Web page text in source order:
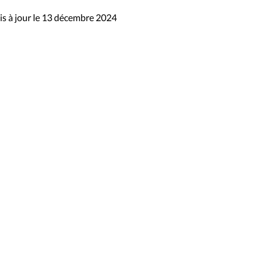
à jour le 13 décembre 2024